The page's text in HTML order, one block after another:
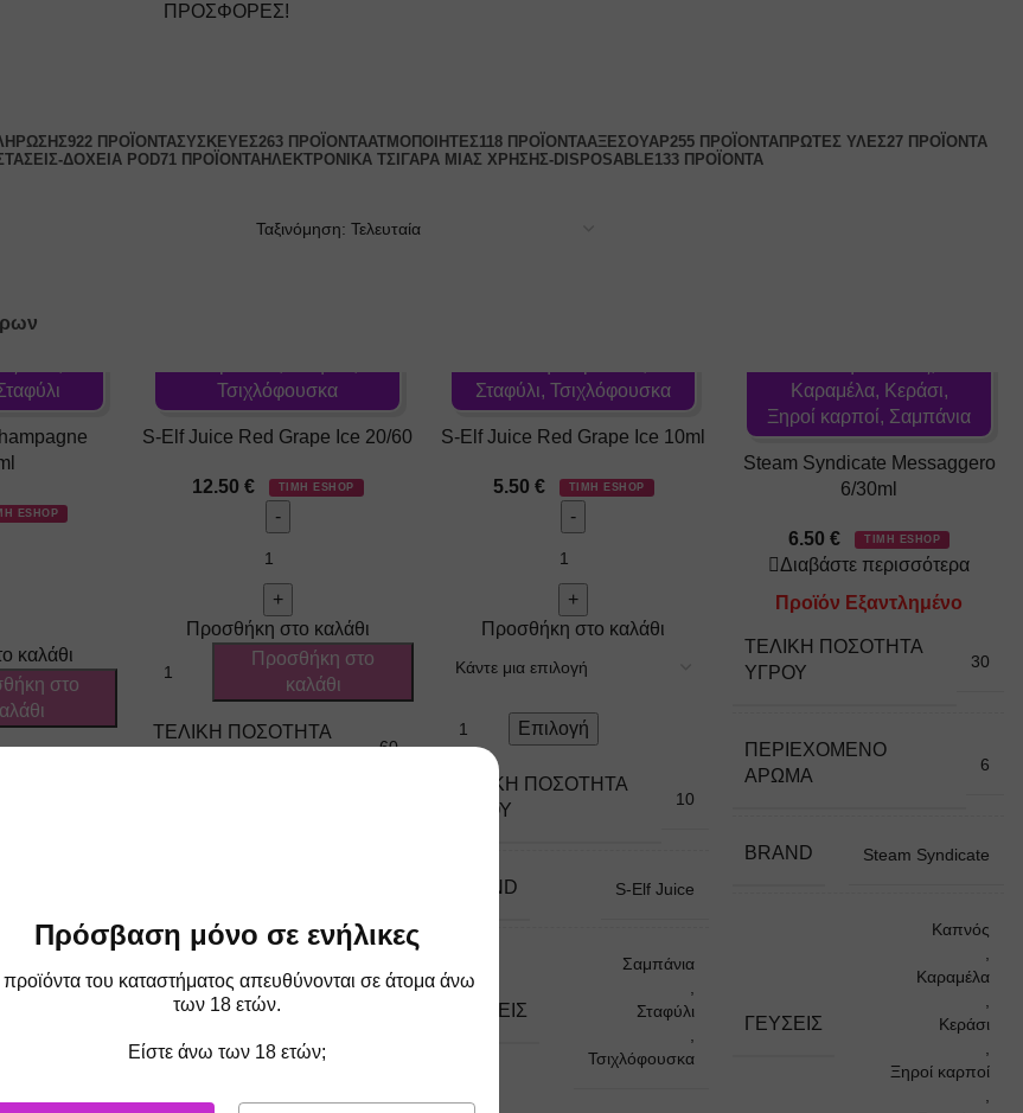
Πρόσβαση μόνο σε ενήλικες
του καταστήματος απευθύνονται σε άτομα άνω
των 18 ετών.
Είστε άνω των 18 ετών;
ΠΡΟΣΦΟΡΕΣ!
922 ΠΡΟΪΌΝΤΑΣΥΣΚΕΥΈΣ263 ΠΡΟΪΌΝΤΑΑΤΜΟΠΟΙΗΤΈΣ118 ΠΡΟΪΌΝΤΑΑΞΕΣΟΥΆΡ255 ΠΡΟΪΌΝΤΑ ΠΡΏΤΕΣ ΎΛΕΣ27 ΠΡΟΪΌΝΤΑ
ΔΟΧΕΊΑ POD71 ΠΡΟΪΌΝΤΑ ΗΛΕΚΤΡΟΝΙΚΆ ΤΣΙΓΆΡΑ ΜΙΑΣ ΧΡΉΣΗΣ-DISPOSABLE133 ΠΡΟΪΌΝΤΑ
ESHOP
καλάθι
στο
60
Τσιχλόφουσκα
S-Elf Juice Red Grape Ice 20/60
12.50 € ΤΙΜΗ ESHOP
Προσθήκη στο καλάθι
Προσθήκη στο
καλάθι
ΤΕΛΙΚΉ ΠΟΣΌΤΗΤΑ
60
BRAND S-Elf Juice
Σταφύλι, Τσιχλόφουσκα
S-Elf Juice Red Grape Ice 10ml
5.50 € ΤΙΜΗ ESHOP
Προσθήκη στο καλάθι
Επιλογή
ΤΕΛΙΚΉ ΠΟΣΌΤΗΤΑ
ΥΓΡΟΎ
10
BRAND S-Elf Juice
ΓΕΎΣΕΙΣ
Σαμπάνια
Σταφύλι
Τσιχλόφουσκα
Καραμέλα, Κεράσι,
Ξηροί καρποί, Σαμπάνια
SOLD OUT
Steam Syndicate Messaggero
6/30ml
6.50€ ΤΙΜΗ ESHOP
Διαβάστε περισσότερα
Προϊόν Εξαντλημένο
ΤΕΛΙΚΉ ΠΟΣΌΤΗΤΑ
ΥΓΡΟΎ
30
ΠΕΡΙΈΧΟΜΕΝΟ
ΆΡΩΜΑ
6
BRAND Steam Syndicate
ΓΕΎΣΕΙΣ
Καπνός
Καραμέλα
Κεράσι
Ξηροί καρποί